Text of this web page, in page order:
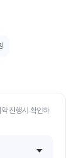
진행시 확인하